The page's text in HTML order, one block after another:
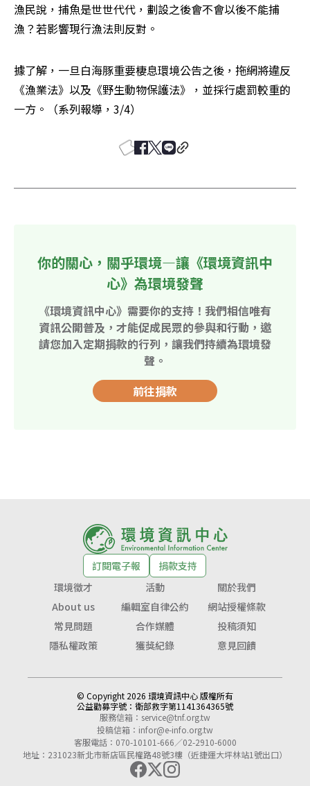
漁民說，捕魚是世世代代，劃設之後會不會以後不能捕
漁？若影響現行漁法則反對。
據了解，一旦白海豚重要棲息環境公告之後，拖網將違反
《漁業法》以及《野生動物保護法》，並採行處罰較重的
一方。（系列報導，3/4）
你的關心，關乎環境—讓《環境資訊中
心》為環境發聲
《環境資訊中心》需要你的支持！我們相信唯有
資訊公開普及，才能促成民眾的參與和行動，邀
請您加入定期捐款的行列，讓我們持續為環境發
聲。
前往捐款
訂閱電子報
捐款支持
環境徵才
活動
關於我們
About us
編輯室自律公約
網站授權條款
常見問題
合作媒體
投稿須知
隱私權政策
獲獎紀錄 意見回饋
© Copyright 2026 環境資訊中心 版權所有
公益勸募字號： 衛部救字第1141364365號
服務信箱： service@tnf.org.tw
投稿信箱： infor@e-info.org.tw
客服電話：070-10101-666／02-2910-6000
地址：231023新北市新店區民權路48號3樓（近捷運大坪林站1號出口）